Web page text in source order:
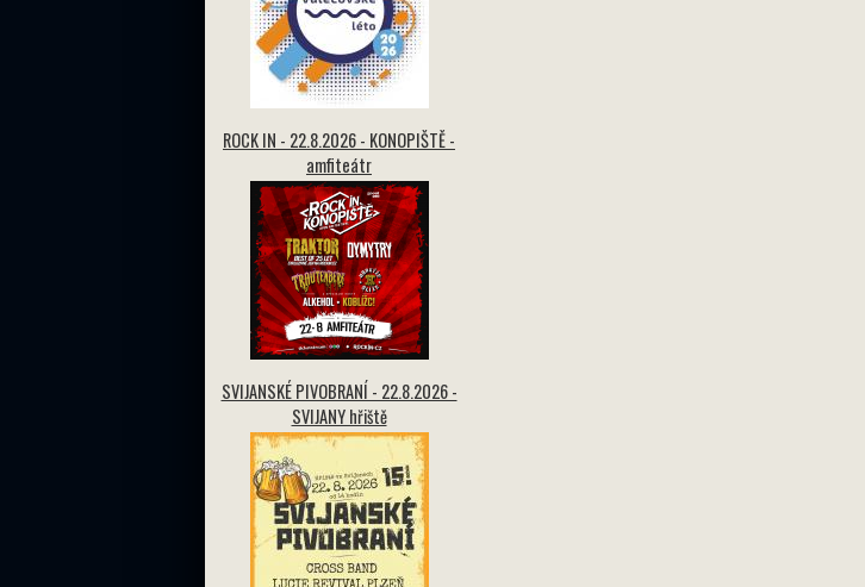
ROCK IN - 22.8.2026 - KONOPIŠTĚ -
amfiteátr
SVIJANSKÉ PIVOBRANÍ - 22.8.2026 -
SVIJANY hřiště